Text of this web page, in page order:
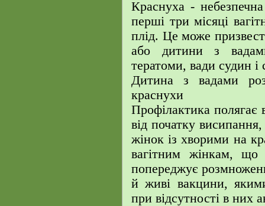
Краснуха -
перші три місяці
плід. Це може
або дитини з
тератоми, вади судин і
Дитина з вадами
краснухи
Профілактика полягає
від початку
жінок із хворими на
вагітним жінкам,
попереджує
й живі вакцини,
при відсутності в них